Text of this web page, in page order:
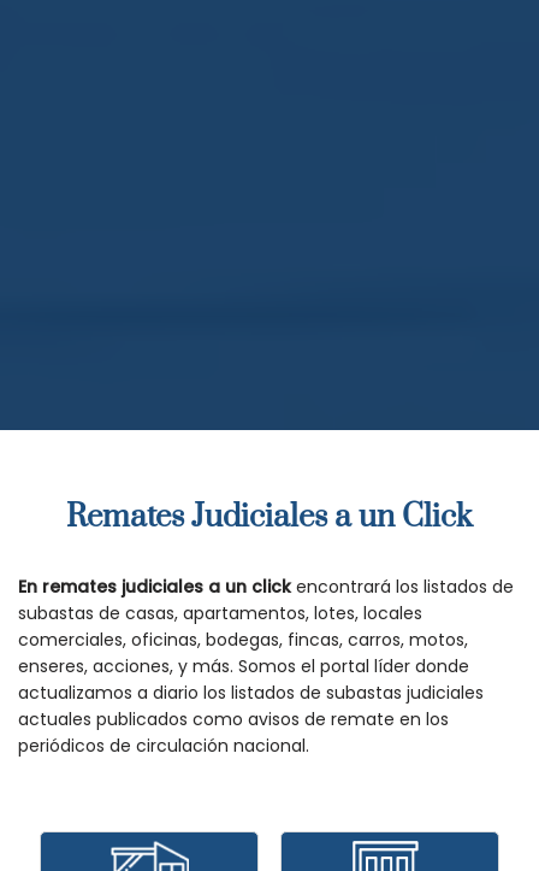
Remates Judiciales a un Click
En remates judiciales a un clickencontrará los listados de
subastas de casas, apartamentos, lotes, locales
comerciales, oficinas, bodegas, fincas, carros, motos,
enseres, acciones, y más. Somos el portal líder donde
actualizamos a diario los listados de subastas judiciales
actuales publicados como avisos de remate en los
periódicos de circulación nacional.